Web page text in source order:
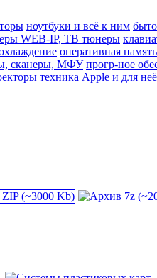
ноутбуки и всё к ним
WEB-IP, ТВ тюнеры
оперативная память
сканеры, МФУ прогр-ное
техника Apple и для неё